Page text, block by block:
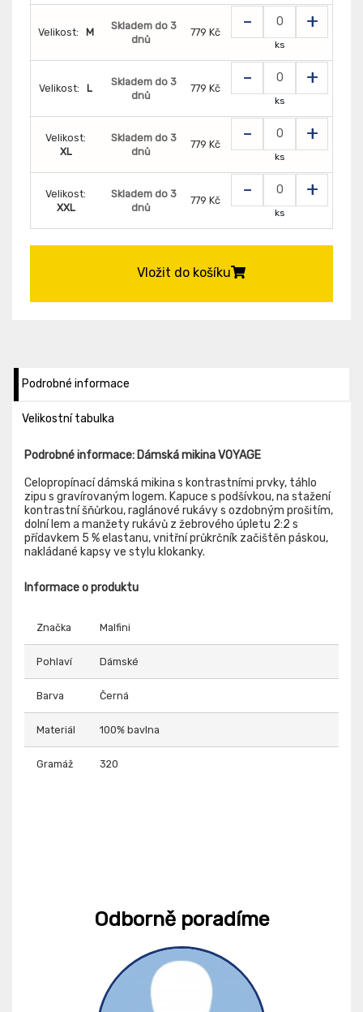
Velikost: M
Skladem do 3
dnů
779 Kč - +
ks
Velikost: L
Skladem do 3
dnů
779 Kč - +
ks
Velikost:
XL
Skladem do 3
dnů
779 Kč - +
ks
Velikost:
XXL
Skladem do 3
dnů
779 Kč - +
ks
Vložit do košíku
Podrobné informace
Velikostní tabulka
Podrobné informace: Dámská mikina VOYAGE
Celopropínací dámská mikina s kontrastními prvky, táhlo
zipu s gravírovaným logem. Kapuce s podšívkou, na stažení
kontrastní šňůrkou, raglánové rukávy s ozdobným prošitím,
dolní lem a manžety rukávů z žebrového úpletu 2:2 s
přídavkem 5 % elastanu, vnitřní průkrčník začištěn páskou,
nakládané kapsy ve stylu klokanky.
Informace o produktu
Značka Malfini
Pohlaví Dámské
Barva Černá
Materiál 100% bavlna
Gramáž 320
Odborně poradíme